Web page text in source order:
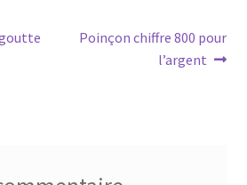
Poinçon chiffre 800 pour
l’argent